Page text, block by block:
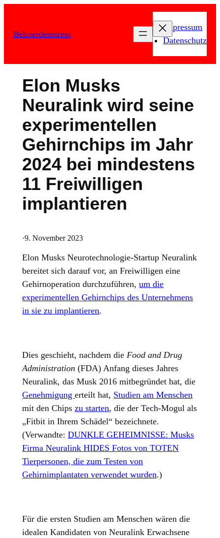
springen
Behoerdenstress
Impressum
Datenschutz
Elon Musks
Neuralink wird seine
experimentellen
Gehirnchips im Jahr
2024 bei mindestens
11 Freiwilligen
implantieren
·9. November 2023
Elon Musks Neurotechnologie-Startup Neuralink
bereitet sich darauf vor, an Freiwilligen eine
Gehirnoperation durchzuführen,um die
experimentellen Gehirnchips des Unternehmens
in sie zu implantieren.
Dies geschieht, nachdem dieFood and Drug
Administration(FDA) Anfang dieses Jahres
Neuralink, das Musk 2016 mitbegründet hat, die
Genehmigungerteilt hat, Studien am Menschen
mit den Chipszu starten, die der Tech-Mogul als
„Fitbit in Ihrem Schädel“ bezeichnete.
(Verwandte:DUNKLE GEHEIMNISSE: Musks
Firma Neuralink HIDES Fotos von TOTEN
Tierpersonen, die zum Testen von
Gehirnimplantaten verwendet wurden.)
Für die ersten Studien am Menschen wären die
idealen Kandidaten von Neuralink Erwachsene